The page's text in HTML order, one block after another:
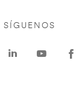
SÍGUENOS